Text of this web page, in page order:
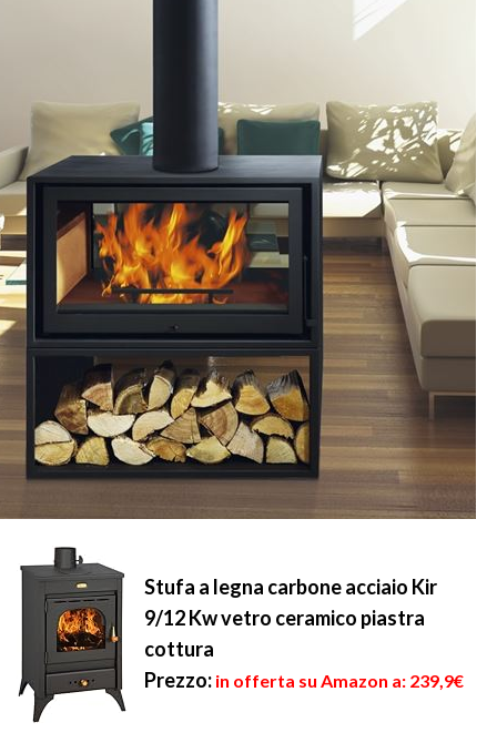
Stufa a legna carbone acciaio Kir
9/12 Kw vetro ceramico piastra
cottura
Prezzo: in offerta su Amazon a: 239,9€